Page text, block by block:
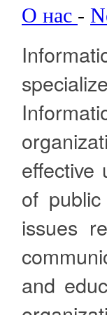
О нас -
effective
of
issues
and